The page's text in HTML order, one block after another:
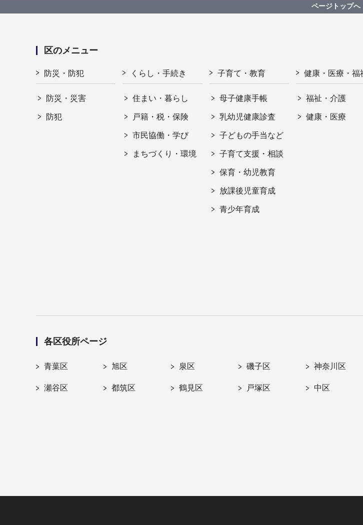
ページトップへ
区のメニュー
防災・防犯
防災・災害
防犯
くらし・手続き
住まい・暮らし
戸籍・税・保険
市民協働・学び
まちづくり・環境
子育て・教育
母子健康手帳
乳幼児健康診査
子どもの手当など
子育て支援・相談
保育・幼児教育
放課後児童育成
青少年育成
健康・医療・福
福祉・介護
健康・医療
各区役所ページ
青葉区 旭区 泉区 磯子区 神奈川区
瀬谷区 都筑区 鶴見区 戸塚区 中区